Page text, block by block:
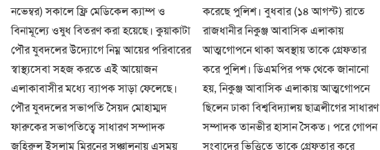
নভেম্বর) সকালে ফ্রি মেডিকেল ক্যাম্প ও
বিনামূল্যে ওষুধ বিতরণ করা হয়েছে। কুয়াকাটা
পৌর যুবদলের উদ্যোগে নিম্ন আয়ের পরিবারের
স্বাস্থ্যসেবা সহজ করতে এই আয়োজন
এলাকাবাসীর মধ্যে ব্যাপক সাড়া ফেলেছে।
পৌর যুবদলের সভাপতি সৈয়দ মোহাম্মদ
ফারুকের সভাপতিত্বে সাধারণ সম্পাদক
জহিরুল ইসলাম মিরনের সঞ্চালনায় এসময়
করেছে পুলিশ। বুধবার (১৪ আগস্ট) রাতে
রাজধানীর নিকুঞ্জ আবাসিক এলাকায়
আত্মগোপনে থাকা অবস্থায় তাকে গ্রেফতার
করে পুলিশ। ডিএমপির পক্ষ থেকে জানানো
হয়, নিকুঞ্জ আবাসিক এলাকায় আত্মগোপনে
ছিলেন ঢাকা বিশ্ববিদ্যালয় ছাত্রলীগের সাধারণ
সম্পাদক তানভীর হাসান সৈকত। পরে গোপন
সংবাদের ভিত্তিতে তাকে গ্রেফতার করে